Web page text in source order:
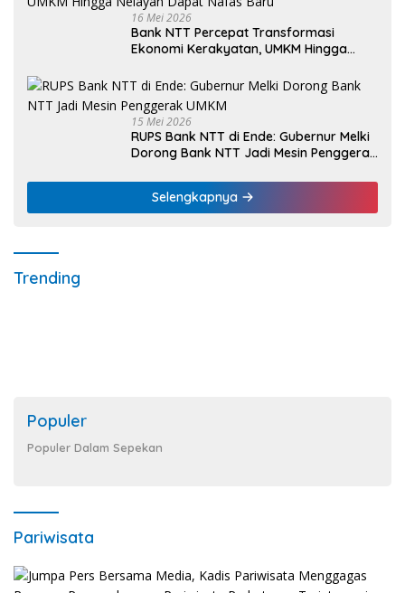
16 Mei 2026
Bank NTT Percepat Transformasi
Ekonomi Kerakyatan, UMKM Hingga
15 Mei 2026
RUPS Bank NTT di Ende: Gubernur Melki
Dorong Bank NTT Jadi Mesin Penggerak
Selengkapnya
Trending
Populer
Populer Dalam Sepekan
Pariwisata